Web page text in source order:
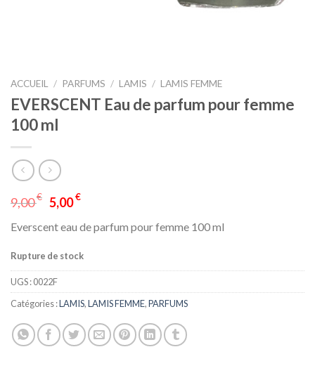
ACCUEIL / PARFUMS / LAMIS / LAMIS FEMME
EVERSCENT Eau de parfum pour femme
100 ml
9,00€ 5,00€
Everscent eau de parfum pour femme 100 ml
Rupture de stock
UGS :0022F
Catégories :LAMIS,LAMIS FEMME,PARFUMS